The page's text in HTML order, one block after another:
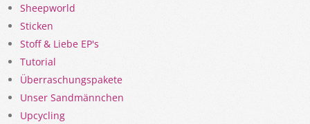
Sheepworld
Sticken
Stoff & Liebe EP's
Tutorial
Überraschungspakete
Unser Sandmännchen
Upcycling